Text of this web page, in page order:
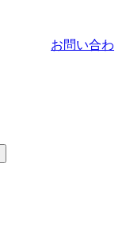
お問い合わ